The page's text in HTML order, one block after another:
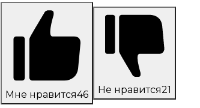
Мне нравится46 Не нравится21